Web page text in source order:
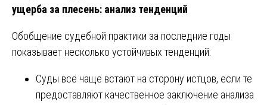
ущерба за плесень: анализ тенденций
Обобщение судебной практики за последние годы
показывает несколько устойчивых тенденций:
Суды всё чаще встают на сторону истцов, если те
предоставляют качественное заключение анализа